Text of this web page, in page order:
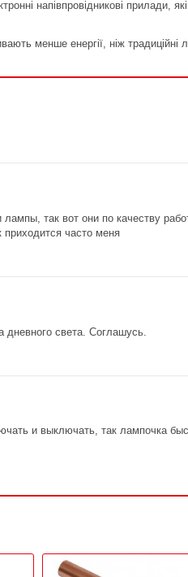
напівпровідникові прилади,
менше енергії, ніж традиційні
так вот они по качеству
приходится часто меня
света. Соглашусь.
и выключать, так лампочка